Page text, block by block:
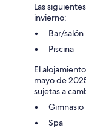
Las
invierno:
Bar/salón
Piscina
El
mayo de
sujetas a
Gimnasio
Spa